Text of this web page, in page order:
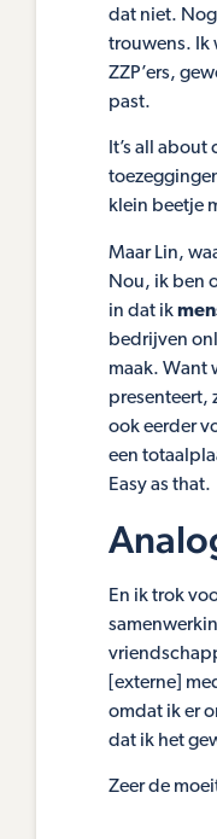
dat niet.
trouwens. Ik
ZZP’ers,
past.
It’s all about
klein beetje
Maar Lin,
Nou, ik ben
in dat ik
bedrijven
maak. Want
presenteert,
ook eerder
een
Easy as that.
En ik trok
[externe]
omdat ik er
dat ik het
Zeer de